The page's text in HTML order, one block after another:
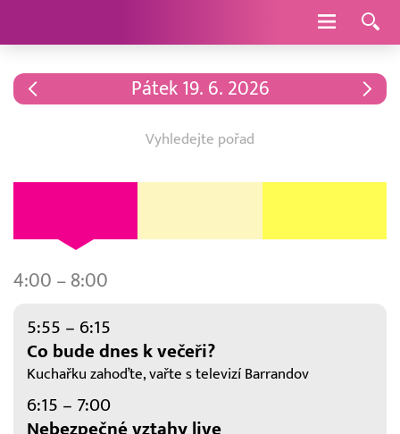
Navigace
TV
19.
2026
Pátek19. 6. 2026
4:00 – 8:00
5:55 – 6:15
Co bude dnes k večeři?
Kuchařku zahoďte, vařte s televizí Barrandov
6:15 – 7:00
Nebezpečné vztahy live